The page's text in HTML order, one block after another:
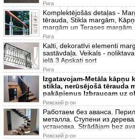
Рига
Komplektējošās detaļas -
tērauda, Stikla margām,
margām un Terases margām.
Рига
Kalti, dekoratīvi elementi
sastāvdaļa. Veikals -
ielā 3 Apskati sort
Рига
Izgatavojam-Metāla kāpņu
stikla, nerūsējošā tērauda
pakāpienus Izbraucam uz
Рижский р-он
Работаем без аванса.
металла. Ступени из
установка. Strādājam bez
Рижский р-он